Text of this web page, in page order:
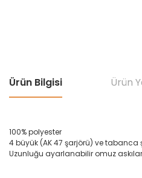
Ürün Bilgisi Ürün
100% polyester
4 büyük (AK47 şarjörü) vetabanca
Uzunluğu ayarlanabilir omuz